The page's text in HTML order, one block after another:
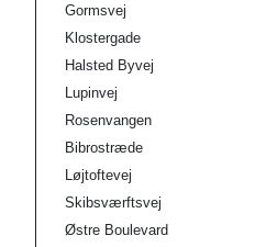
Gormsvej
Klostergade
Halsted Byvej
Lupinvej
Rosenvangen
Bibrostræde
Løjtoftevej
Skibsværftsvej
Østre Boulevard